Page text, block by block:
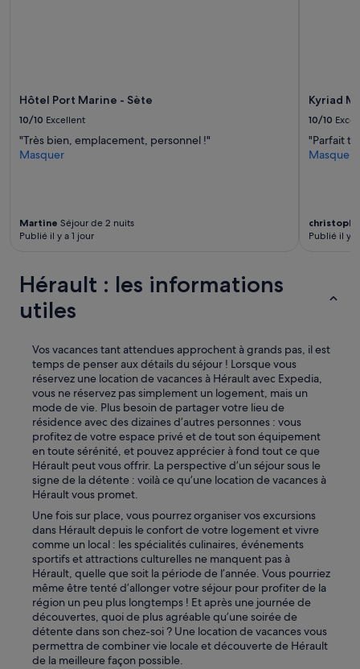
Hôtel Port Marine - Sète
10/10 Excellent
"Très bien, emplacement, personnel !"
Masquer
Martine Séjour de 2 nuits
Publié il y a 1 jour
Kyriad
10/10
"Parfait
Masquer
christophe
Publié il y
Hérault : les informations
utiles
Vos vacances tant attendues approchent à grands pas, il est
temps de penser aux détails du séjour ! Lorsque vous
réservez une location de vacances à Hérault avec Expedia,
vous ne réservez pas simplement un logement, mais un
mode de vie. Plus besoin de partager votre lieu de
résidence avec des dizaines d’autres personnes : vous
profitez de votre espace privé et de tout son équipement
en toute sérénité, et pouvez apprécier à fond tout ce que
Hérault peut vous offrir. La perspective d’un séjour sous le
signe de la détente : voilà ce qu’une location de vacances à
Hérault vous promet.
Une fois sur place, vous pourrez organiser vos excursions
dans Hérault depuis le confort de votre logement et vivre
comme un local : les spécialités culinaires, événements
sportifs et attractions culturelles ne manquent pas à
Hérault, quelle que soit la période de l’année. Vous pourriez
même être tenté d’allonger votre séjour pour profiter de la
région un peu plus longtemps ! Et après une journée de
découvertes, quoi de plus agréable qu’une soirée de
détente dans son chez-soi ? Une location de vacances vous
permettra de combiner vie locale et découverte de Hérault
de la meilleure façon possible.